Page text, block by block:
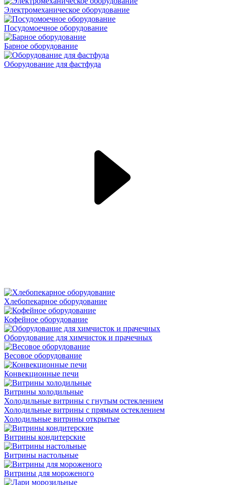
Электромеханическое оборудование
Посудомоечное оборудование
Барное оборудование
Оборудование для фастфуда
Хлебопекарное оборудование
Кофейное оборудование
Оборудование для химчисток и прачечных
Весовое оборудование
Конвекционные печи
Витрины холодильные
Холодильные витрины с гнутым остеклением
Холодильные витрины с прямым остеклением
Холодильные витрины открытые
Витрины кондитерские
Витрины настольные
Витрины для мороженого